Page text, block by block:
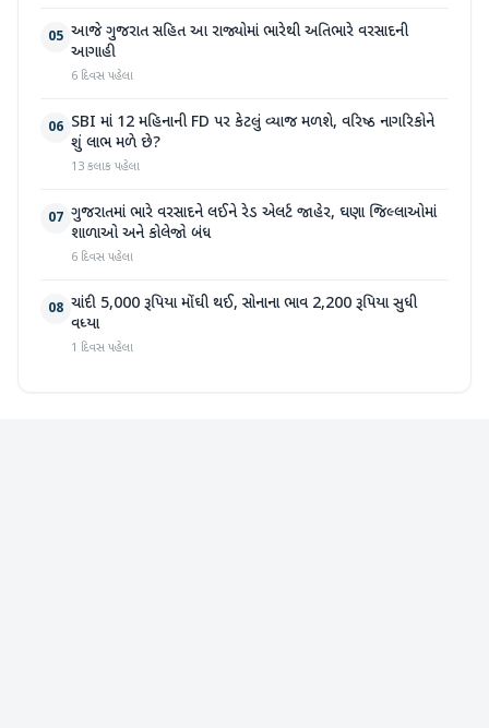
05 આજે ગુજરાત સહિત આ રાજ્યોમાં ભારેથી અતિભારે વરસાદની
આગાહી
6 દિવસ પહેલા
06 SBI માં 12 મહિનાની FD પર કેટલું વ્યાજ મળશે, વરિષ્ઠ નાગરિકોને
શું લાભ મળે છે?
13 કલાક પહેલા
07 ગુજરાતમાં ભારે વરસાદને લઈને રેડ એલર્ટ જાહેર, ઘણા જિલ્લાઓમાં
શાળાઓ અને કોલેજો બંધ
6 દિવસ પહેલા
08 ચાંદી 5,000 રૂપિયા મોંઘી થઈ, સોનાના ભાવ 2,200 રૂપિયા સુધી
વધ્યા
1 દિવસ પહેલા